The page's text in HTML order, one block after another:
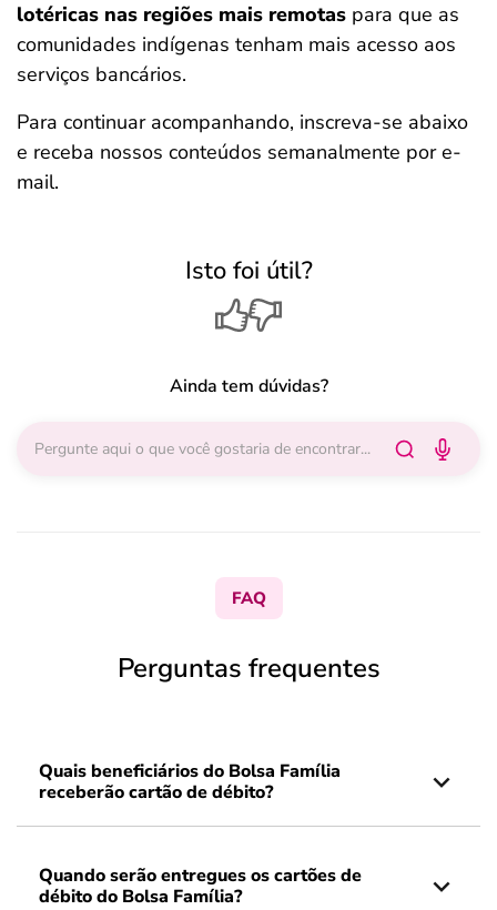
lotéricas nas regiões mais remotas para que as
comunidades indígenas tenham mais acesso aos
serviços bancários.
Para continuar acompanhando, inscreva-se abaixo
e receba nossos conteúdos semanalmente por e-
mail.
Isto foi útil?
Ainda tem dúvidas?
FAQ
Perguntas frequentes
Quais beneficiários do Bolsa Família
receberão cartão de débito?
Quando serão entregues os cartões de
débito do Bolsa Família?